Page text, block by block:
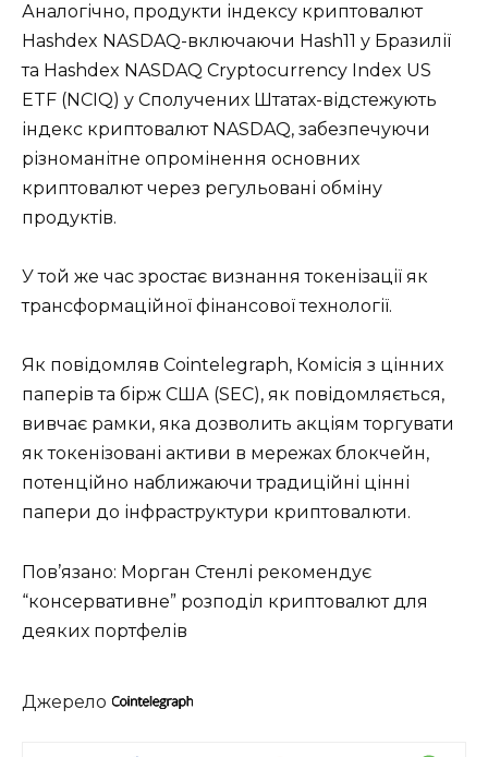
Аналогічно, продукти індексу криптовалют
Hashdex NASDAQ-включаючи Hash11 у Бразилії
та Hashdex NASDAQ Cryptocurrency Index US
ETF (NCIQ) у Сполучених Штатах-відстежують
індекс криптовалют NASDAQ, забезпечуючи
різноманітне опромінення основних
криптовалют через регульовані обміну
продуктів.
У той же час зростає визнання токенізації як
трансформаційної фінансової технології.
Як повідомляв Cointelegraph, Комісія з цінних
паперів та бірж США (SEC), як повідомляється,
вивчає рамки, яка дозволить акціям торгувати
як токенізовані активи в мережах блокчейн,
потенційно наближаючи традиційні цінні
папери до інфраструктури криптовалюти.
Пов’язано: Морган Стенлі рекомендує
“консервативне” розподіл криптовалют для
деяких портфелів
Джерело